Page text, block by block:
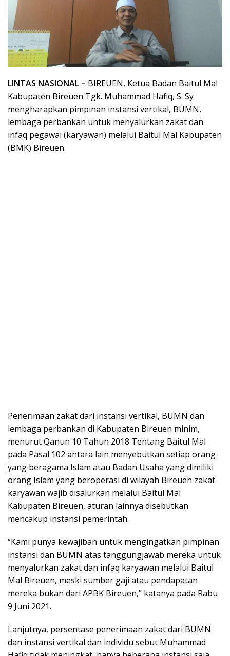
LINTAS NASIONAL – BIREUEN, Ketua Badan Baitul Mal
Kabupaten Bireuen Tgk. Muhammad Hafiq, S. Sy
mengharapkan pimpinan instansi vertikal, BUMN,
lembaga perbankan untuk menyalurkan zakat dan
infaq pegawai (karyawan) melalui Baitul Mal Kabupaten
(BMK) Bireuen.
Penerimaan zakat dari instansi vertikal, BUMN dan
lembaga perbankan di Kabupaten Bireuen minim,
menurut Qanun 10 Tahun 2018 Tentang Baitul Mal
pada Pasal 102 antara lain menyebutkan setiap orang
yang beragama Islam atau Badan Usaha yang dimiliki
orang Islam yang beroperasi di wilayah Bireuen zakat
karyawan wajib disalurkan melalui Baitul Mal
Kabupaten Bireuen, aturan lainnya disebutkan
mencakup instansi pemerintah.
“Kami punya kewajiban untuk mengingatkan pimpinan
instansi dan BUMN atas tanggungjawab mereka untuk
menyalurkan zakat dan infaq karyawan melalui Baitul
Mal Bireuen, meski sumber gaji atau pendapatan
mereka bukan dari APBK Bireuen,” katanya pada Rabu
9 Juni 2021.
Lanjutnya, persentase penerimaan zakat dari BUMN
dan instansi vertikal dan individu sebut Muhammad